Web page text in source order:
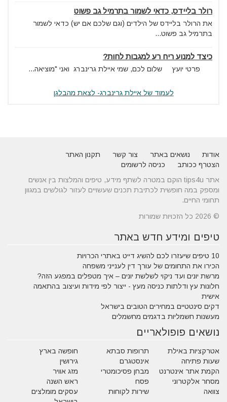
רולר בליידס, כדאי לשמור בתרמיל גב פשוט
את הרולר בליידס של הילדים (וגם שלכם אם יש) כדאי לשמור
בתרמיל גב פשוט...
כיצד למנוע ריח רע למגבות לחות?
פרטי יועץ שלום לכם, שמי איילת גרינברג ואני "מוציאה...
לעמוד של איילת גרינברג- לצאת מהבלגן
אודות נושאים באתר צור קשר
תקנון האתר
הצטרף ככותב
כניסה לרשומים
אתר tips4u הוקם במטרה לשתף מידע, טיפים והמלצות בין אנשים
ומספק במה חופשית לכתיבת תכנים שעשויים לעזור לגולשים במגוון
תחומי החיים.
© 2026 כל הזכויות שמורות
טיפים ומידע חדש באתר
10 טיפים שיעזרו לכם להשיג דייט באתרי הכרויות
הכירו את התחומים של עורך דין לענייני משפחה
מרשת יונים ועד ניקוי לשלשת יונים – איך מטפלים במפגע הזה?
חלונות עץ ודלתות כניסה מעץ - ייצור לפי מידות ועיצוב בהתאמה
אישית
דקים סינטטיים במחירים הטובים בישראל
מעשנות חשמליות בדגמים מחשמלים
נושאים פופולאריים
אטרקציות באילת תרופות סבתא
חופשה בארץ
שעות פתיחה
אינסטגרם
גירושין
הקמת אתר אינטרנט
מבחן פסיכומטרי
מזג אוויר
מסחר אלקטרוני
פסח
ראש השנה
צוואה
שירות לקוחות
עסקים מומלצים